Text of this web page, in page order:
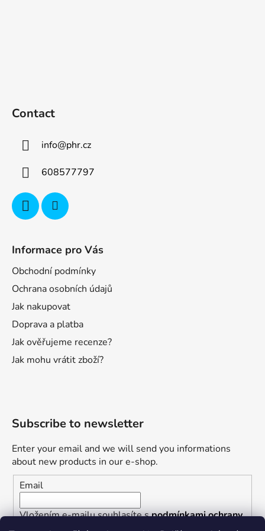
Contact
info@phr.cz
608577797
Informace pro Vás
Obchodní podmínky
Ochrana osobních údajů
Jak nakupovat
Doprava a platba
Jak ověřujeme recenze?
Jak mohu vrátit zboží?
Subscribe to newsletter
Enter your email and we will send you informations
about new products in our e-shop.
Email
Vložením e-mailu souhlasíte spodmínkami ochrany
osobních údajů